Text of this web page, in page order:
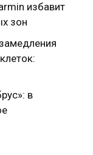
избавит
зон
в